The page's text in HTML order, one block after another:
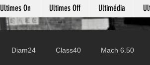
Ultimes On Ultimes Off Ultimédia
Diam24 Class40 Mach 6.50